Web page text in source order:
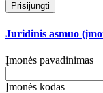
Prisijungti
Juridinis asmuo
Įmonės pavadinimas
Įmonės kodas